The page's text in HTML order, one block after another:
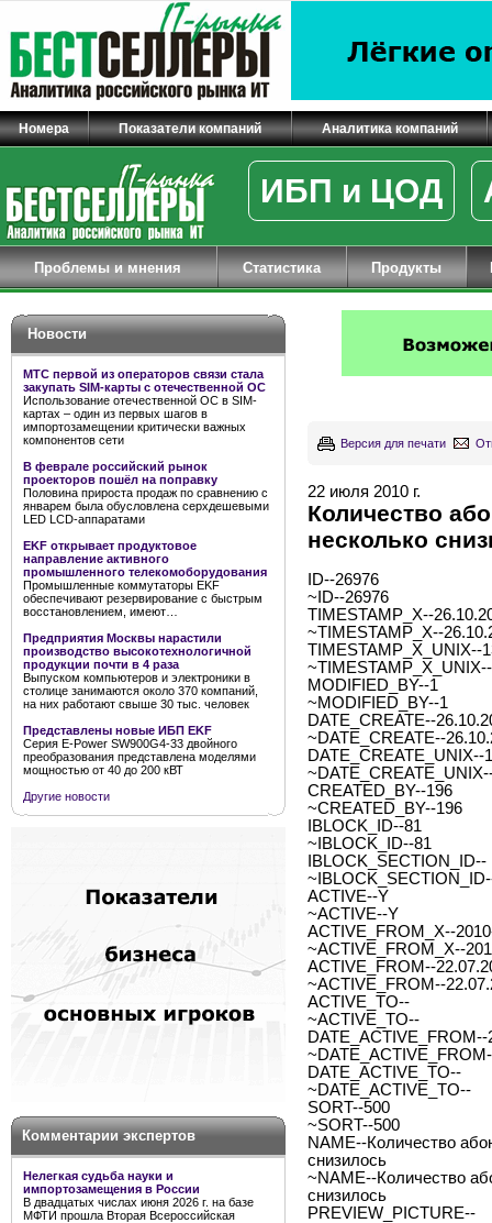
Номера Показатели компаний Аналитика компаний
ИБП и ЦОД
Проблемы и мнения Статистика Продукты
Новости
МТС первой из операторов связи стала
закупать SIM-карты с отечественной ОС
Использование отечественной ОС в SIM-
картах – один из первых шагов в
импортозамещении критически важных
компонентов сети
В феврале российский рынок
проекторов пошёл на поправку
Половина прироста продаж по сравнению с
январем была обусловлена серхдешевыми
LED LCD-аппаратами
EKF открывает продуктовое
направление активного
промышленного телекомоборудования
Промышленные коммутаторы EKF
обеспечивают резервирование с быстрым
восстановлением, имеют…
Предприятия Москвы нарастили
производство высокотехнологичной
продукции почти в 4 раза
Выпуском компьютеров и электроники в
столице занимаются около 370 компаний,
на них работают свыше 30 тыс. человек
Представлены новые ИБП EKF
Серия E-Power SW900G4-33 двойного
преобразования представлена моделями
мощностью от 40 до 200 кВТ
Другие новости
Комментарии экспертов
Нелегкая судьба науки и
импортозамещения в России
В двадцатых числах июня 2026 г. на базе
МФТИ прошла Вторая Всероссийская
Версия для печати
22 июля 2010 г.
Количество
несколько
ID--26976
~ID--26976
TIMESTAMP_X--
~TIMESTAMP_X--
TIMESTAMP_X_UNIX--
MODIFIED_BY--1
~MODIFIED_BY--1
DATE_CREATE--
~DATE_CREATE--
DATE_CREATE_UNIX--
CREATED_BY--196
~CREATED_BY--196
IBLOCK_ID--81
~IBLOCK_ID--81
IBLOCK_SECTION_ID--
ACTIVE--Y
~ACTIVE--Y
ACTIVE_FROM_X--
~ACTIVE_FROM_X--
ACTIVE_FROM--
~ACTIVE_FROM--
ACTIVE_TO--
~ACTIVE_TO--
DATE_ACTIVE_FROM--
DATE_ACTIVE_TO--
~DATE_ACTIVE_TO--
SORT--500
~SORT--500
NAME--Количество
снизилось
~NAME--Количество
снизилось
PREVIEW_PICTURE--